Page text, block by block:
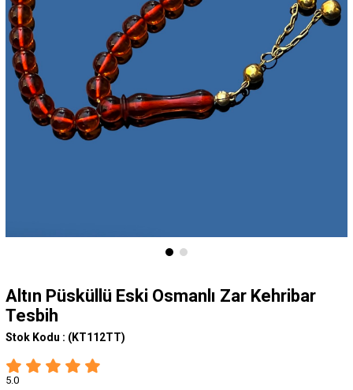
Altın Püsküllü Eski Osmanlı Zar Kehribar
Tesbih
Stok Kodu : (KT112TT)
5.0